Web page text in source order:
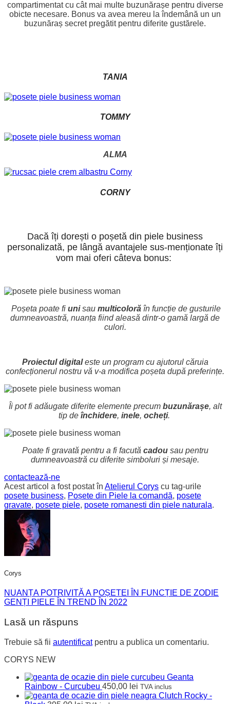
compartimentat cu cât mai multe buzunărașe pentru diverse
obicte necesare. Bonus va avea mereu la îndemână un un
buzunăraș secret pregătit pentru diferite gustărele.
TANIA
TOMMY
ALMA
CORNY
Dacă îți dorești o poșetă din piele business
personalizată, pe lângă avantajele sus-menționate îți
vom mai oferi câteva bonus:
Poșeta poate fi unisau multicoloră în funcție de gusturile
dumneavoastră, nuanța fiind aleasă dintr-o gamă largă de
culori.
Proiectul digitaleste un program cu ajutorul căruia
confecționerul nostru vă v-a modifica poșeta după preferințe.
Îi pot fi adăugate diferite elemente precum buzunărașe, alt
tip deînchidere, inele, ocheți.
Poate fi gravată pentru a fi facută cadousau pentru
dumneavoastră cu diferite simboluri și mesaje.
contactează-ne
Acest articol a fost postat în Atelierul Corys cu tag-urile
posete business, Poșete din Piele la comandă, posete
gravate, posete piele, posete romanesti din piele naturala.
Corys
NUANȚA POTRIVITĂ A POȘETEI ÎN FUNCȚIE DE ZODIE
GENȚI PIELE ÎN TREND ÎN 2022
Lasă un răspuns
Trebuie să fii autentificatpentru a publica un comentariu.
CORYS NEW
Geanta
Rainbow - Curcubeu 450,00 lei TVA inclus
Clutch Rocky -